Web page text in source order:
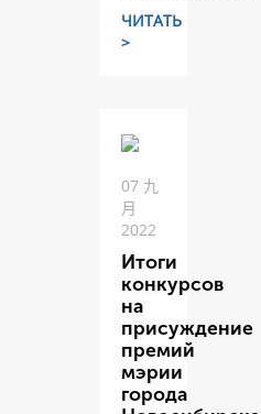
ЧИТАТЬ
>
07 九
月
2022
Итоги
конкурсов
на
присуждение
премий
мэрии
города